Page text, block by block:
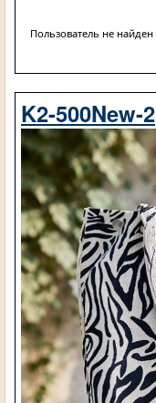
Пользователь не найден
K2-500New-2